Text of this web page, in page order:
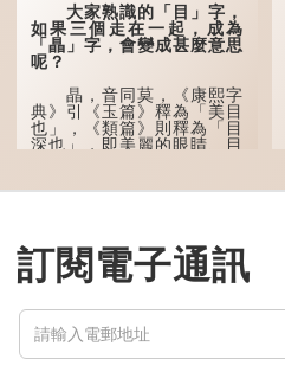
這個古字十分少用，直
至21世紀，網絡上開始流
行表情符號，這個字也被網
民當做表情符號來用。
囧字的「八」像一對委
屈的八字眉模樣，「口」像
驚訝、窘迫...
大家熟識的「目」字，
如果三個走在一起，成為
「瞐」字，會變成甚麼意思
呢？
瞐，音同莫，《康熙字
典》引《玉篇》釋為「美目
也」，《類篇》則釋為「目
深也」，即美麗的眼睛、目
多年前，蘋果手機推出
能，便用上「瞐」這個字，
表達iPhone12有由8位提
升至10位HDR影片拍攝功
色，達到專...
訂閱電子通訊